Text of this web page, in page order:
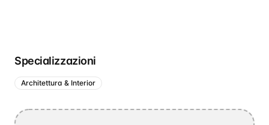
Specializzazioni
Architettura & Interior